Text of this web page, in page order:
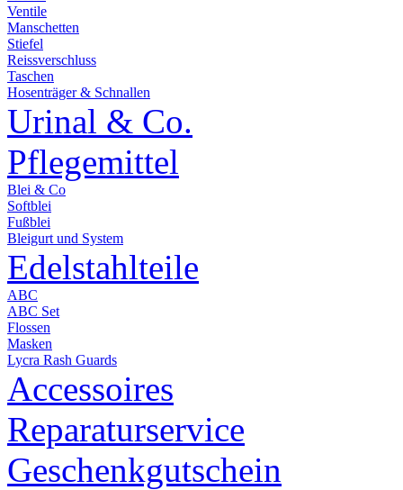
Ventile
Manschetten
Stiefel
Reissverschluss
Taschen
Hosenträger & Schnallen
Urinal & Co.
Pflegemittel
Blei & Co
Softblei
Fußblei
Bleigurt und System
Edelstahlteile
ABC
ABC Set
Flossen
Masken
Lycra Rash Guards
Accessoires
Reparaturservice
Geschenkgutschein